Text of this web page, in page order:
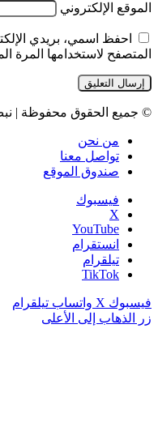
الموقع الإلكتروني
احفظ اسمي، بريدي
المتصفح لاستخدامها المرة
© جميع الحقوق محفوظة | نبض
من نحن
تواصل معنا
صندوق الموقع
فيسبوك
‫X
‫YouTube
انستقرام
تيلقرام
‫TikTok
فيسبوك ‫X واتساب تيلقرام
زر الذهاب إلى الأعلى